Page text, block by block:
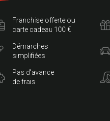
Franchise offerte ou
carte cadeau 100 €
Démarches
simplifiées
Pas d'avance
de frais